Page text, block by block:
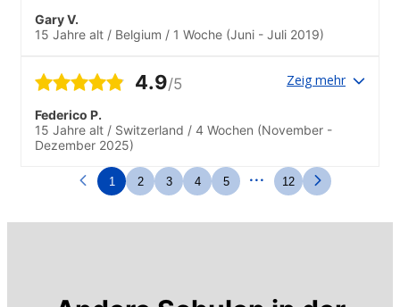
Gary V.
15 Jahre alt / Belgium / 1 Woche (Juni - Juli 2019)
4.9/5 Zeig mehr
Federico P.
15 Jahre alt / Switzerland / 4 Wochen (November -
Dezember 2025)
1 2 3 4 5 ... 12